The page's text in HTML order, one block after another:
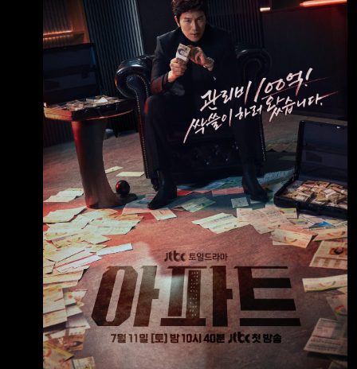
費，真的有用在對的地方嗎？ 在韓國有一半以
上的人民住在公寓大廈，而我們每個月收到的管
理費帳單上唯一看得懂的， 大概只有「合計金
額」那一欄。 清潔費？委託管理費？還有連名
稱都讓人一頭霧水的「長期修繕準備金」？
「反正才幾萬元而已，有什麼關係。」 在我們
習以為常、從不過問的冷漠